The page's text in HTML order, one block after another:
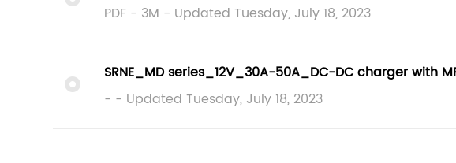
PDF - 3M - Updated Tuesday, July 18, 2023
SRNE_MD series_12V_30A-50A_DC-DC charger with
- - Updated Tuesday, July 18, 2023